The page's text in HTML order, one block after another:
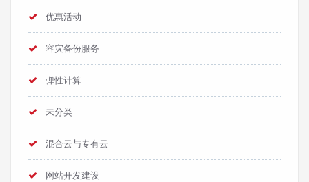
优惠活动
容灾备份服务
弹性计算
未分类
混合云与专有云
网站开发建设